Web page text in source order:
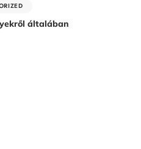
általában